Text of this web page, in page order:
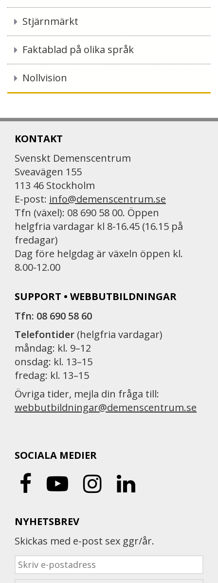
Stjärnmärkt
Faktablad på olika språk
Nollvision
KONTAKT
Svenskt Demenscentrum
Sveavägen 155
113 46 Stockholm
E-post: info@demenscentrum.se
Tfn (växel): 08 690 58 00. Öppen
helgfria vardagar kl 8-16.45 (16.15 på
fredagar)
Dag före helgdag är växeln öppen kl.
8.00-12.00
SUPPORT • WEBBUTBILDNINGAR
Tfn: 08 690 58 60
Telefontider (helgfria vardagar)
måndag: kl. 9–12
onsdag: kl. 13–15
fredag: kl. 13–15
Övriga tider, mejla din fråga till:
webbutbildningar@demenscentrum.se
SOCIALA MEDIER
NYHETSBREV
Skickas med e-post sex ggr/år.